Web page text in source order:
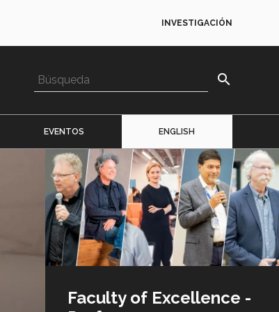
INVESTIGACIÓN
search
EVENTOS ENGLISH
Imagen
o
logo
Faculty of Excellence -